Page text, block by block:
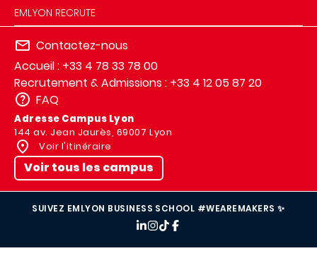
EMLYON RECRUTE
Contactez-nous
Accueil : +33 4 78 33 78 00
Recrutement & Admissions : +33 4 12 05 87 20
FAQ
Adresse Campus Lyon
144 av. Jean Jaurès, 69007 Lyon
Voir l'itinéraire
Voir tous les campus
SUIVEZ EMLYON BUSINESS SCHOOL #WEAREMAKERS ✨